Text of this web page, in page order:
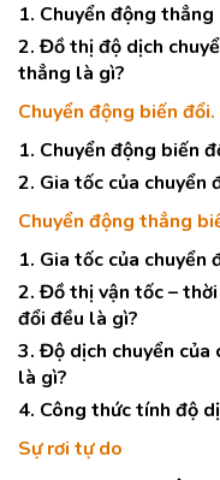
1. Chuyển động thẳng
2. Đồ thị độ dịch
thẳng là gì?
Chuyển động biến
1. Chuyển động biến
2. Gia tốc của chuyển
Chuyển động thẳng
1. Gia tốc của
2. Đồ thị vận tốc –
đổi đều là gì?
3. Độ dịch chuyển của
là gì?
4. Công thức tính độ
Sự rơi tự do